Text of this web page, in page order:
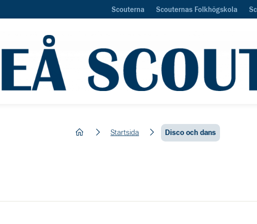
Scouterna Scouternas Folkhögskola
hem Startsida Disco och dans